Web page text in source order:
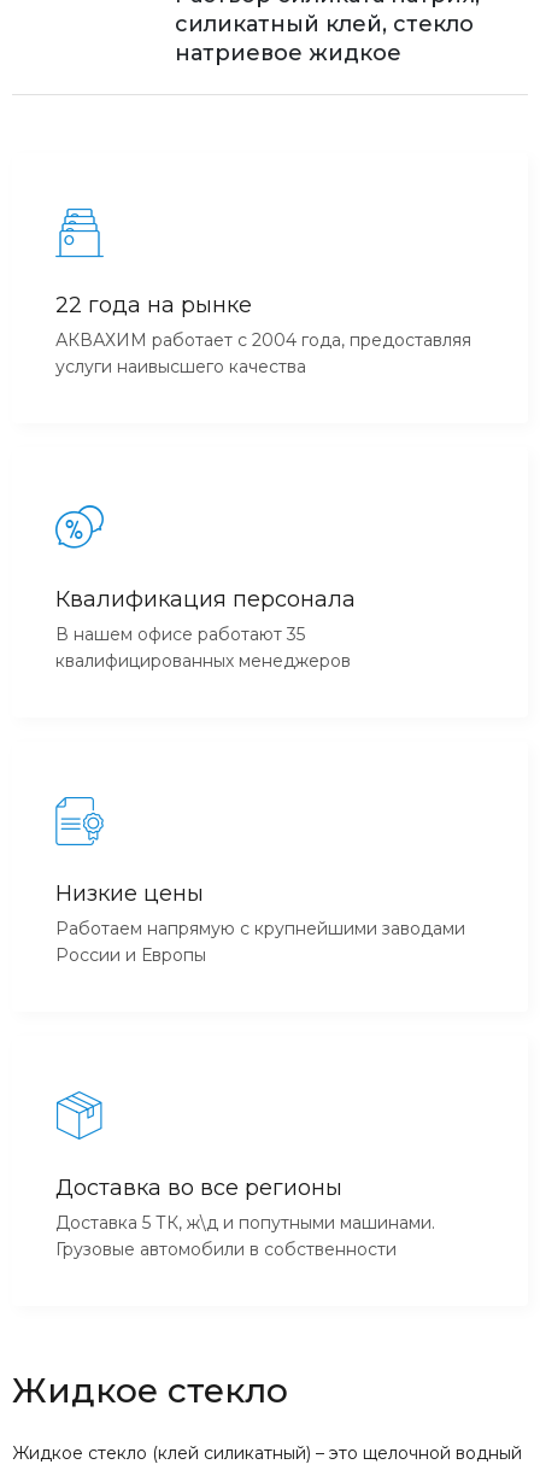
силикатный клей, стекло
натриевое жидкое
22 года на рынке
АКВАХИМ работает с 2004 года, предоставляя
услуги наивысшего качества
Квалификация персонала
В нашем офисе работают 35
квалифицированных менеджеров
Низкие цены
Работаем напрямую с крупнейшими заводами
России и Европы
Доставка во все регионы
Доставка 5 ТК, ж\д и попутными машинами.
Грузовые автомобили в собственности
Жидкое стекло
Жидкое стекло (клей силикатный) – это щелочной водный